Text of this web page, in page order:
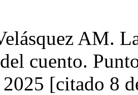
AM.
cuento.
[citado 8